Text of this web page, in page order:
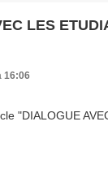
LES
16:06